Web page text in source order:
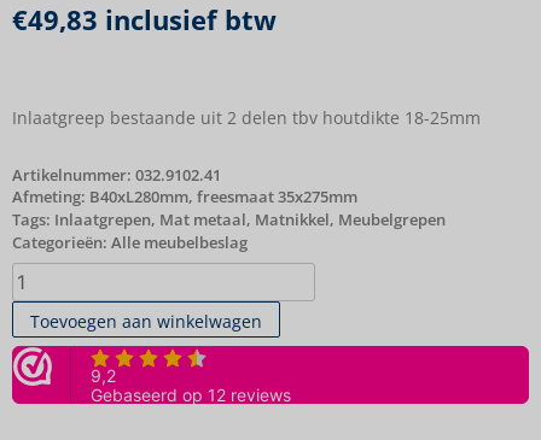
€49,83 inclusief btw
Inlaatgreep bestaande uit 2 delen tbv houtdikte 18-25mm
Artikelnummer: 032.9102.41
Afmeting: B40xL280mm, freesmaat 35x275mm
Tags: Inlaatgrepen, Mat metaal, Matnikkel, Meubelgrepen
Categorieën: Alle meubelbeslag
Toevoegen aan winkelwagen